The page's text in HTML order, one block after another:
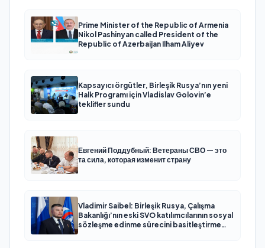
Prime Minister of the Republic of Armenia
Nikol Pashinyan called President of the
Republic of Azerbaijan Ilham Aliyev
Kapsayıcı örgütler, Birleşik Rusya’nın yeni
Halk Programı için Vladislav Golovin’e
teklifler sundu
Евгений Поддубный: Ветераны СВО — это
та сила, которая изменит страну
Vladimir Saibel: Birleşik Rusya, Çalışma
Bakanlığı’nın eski SVO katılımcılarının sosyal
sözleşme edinme sürecini basitleştirme